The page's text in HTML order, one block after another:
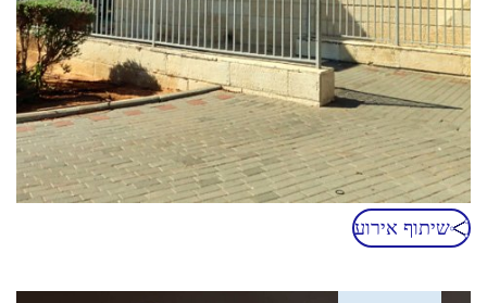
שיתוף אירוע